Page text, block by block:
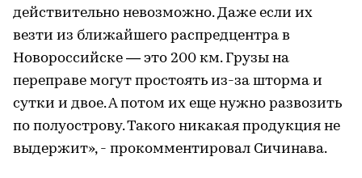
действительно невозможно. Даже если их
везти из ближайшего распредцентра в
Новороссийске — это 200 км. Грузы на
переправе могут простоять из-за шторма и
сутки и двое. А потом их еще нужно развозить
по полуострову. Такого никакая продукция не
выдержит», - прокомментировал Сичинава.